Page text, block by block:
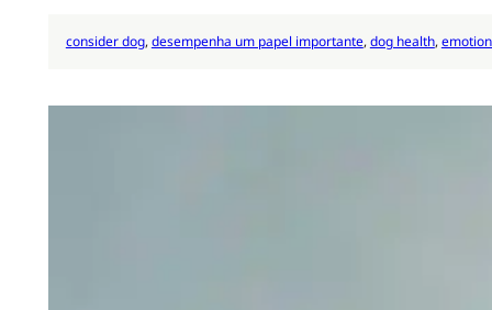
consider dog, desempenha um papel importante, dog health,